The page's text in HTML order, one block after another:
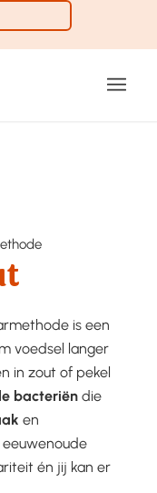
is een
voedsel langer
in zout of pekel
bacteriëndie
en
eeuwenoude
én jij kan er